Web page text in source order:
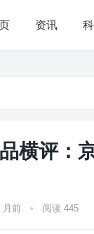
资讯
横评：
月前 • 阅读 445